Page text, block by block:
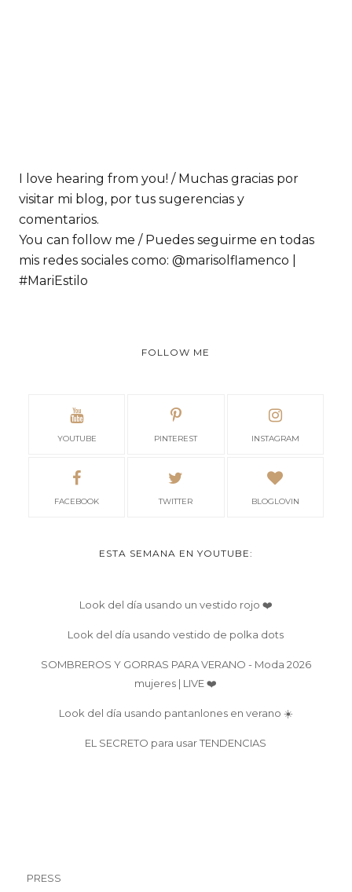
I love hearing from you! / Muchas gracias por
visitar mi blog, por tus sugerencias y
comentarios.
You can follow me / Puedes seguirme en todas
mis redes sociales como: @marisolflamenco |
#MariEstilo
FOLLOW ME
YOUTUBE PINTEREST INSTAGRAM
FACEBOOK TWITTER BLOGLOVIN
ESTA SEMANA EN YOUTUBE:
Look del día usando un vestido rojo ❤️
Look del día usando vestido de polka dots
SOMBREROS Y GORRAS PARA VERANO - Moda 2026
mujeres | LIVE ❤️
Look del día usando pantanlones en verano ☀️
EL SECRETO para usar TENDENCIAS
PRESS